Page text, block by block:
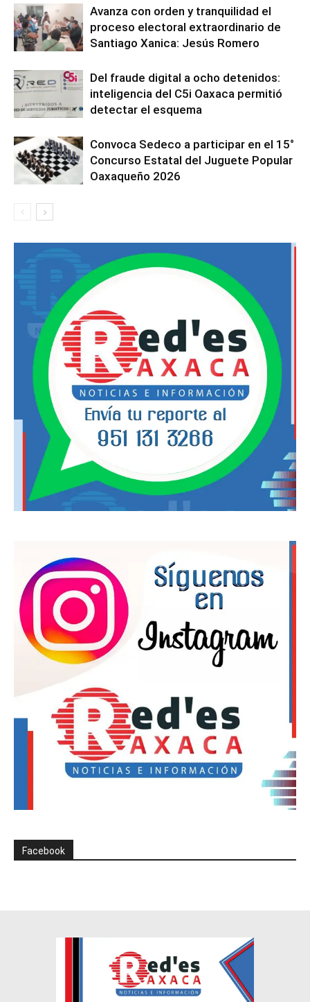
Avanza con orden y tranquilidad el
proceso electoral extraordinario de
Santiago Xanica: Jesús Romero
Del fraude digital a ocho detenidos:
inteligencia del C5i Oaxaca permitió
detectar el esquema
Convoca Sedeco a participar en el 15°
Concurso Estatal del Juguete Popular
Oaxaqueño 2026
Facebook